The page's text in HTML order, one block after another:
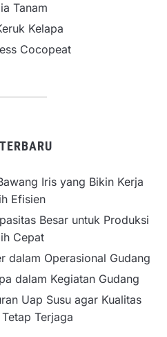
Tanam
Kelapa
Cocopeat
Iris yang Bikin Kerja
Efisien
Besar untuk Produksi
Cepat
dalam Operasional Gudang
dalam Kegiatan Gudang
Uap Susu agar Kualitas
Terjaga